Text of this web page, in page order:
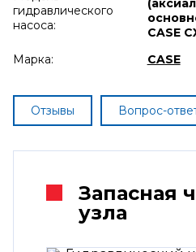
гидравлического
насоса:
CASE
Марка:
CASE
Отзывы Вопрос-
Запасная
узла